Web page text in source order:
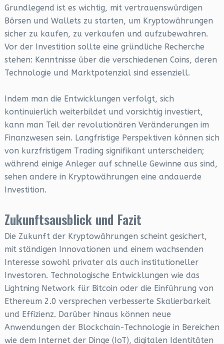
Grundlegend ist es wichtig, mit vertrauenswürdigen
Börsen und Wallets zu starten, um Kryptowährungen
sicher zu kaufen, zu verkaufen und aufzubewahren.
Vor der Investition sollte eine gründliche Recherche
stehen: Kenntnisse über die verschiedenen Coins, deren
Technologie und Marktpotenzial sind essenziell.
Indem man die Entwicklungen verfolgt, sich
kontinuierlich weiterbildet und vorsichtig investiert,
kann man Teil der revolutionären Veränderungen im
Finanzwesen sein. Langfristige Perspektiven können sich
von kurzfristigem Trading signifikant unterscheiden;
während einige Anleger auf schnelle Gewinne aus sind,
sehen andere in Kryptowährungen eine andauerde
Investition.
Zukunftsausblick und Fazit
Die Zukunft der Kryptowährungen scheint gesichert,
mit ständigen Innovationen und einem wachsenden
Interesse sowohl privater als auch institutioneller
Investoren. Technologische Entwicklungen wie das
Lightning Network für Bitcoin oder die Einführung von
Ethereum 2.0 versprechen verbesserte Skalierbarkeit
und Effizienz. Darüber hinaus können neue
Anwendungen der Blockchain-Technologie in Bereichen
wie dem Internet der Dinge (IoT), digitalen Identitäten